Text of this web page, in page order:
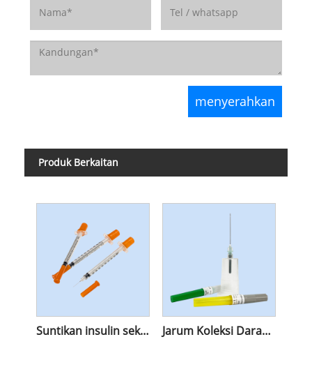
Produk Berkaitan
Suntikan insulin sekali pakai Jarum Koleksi Darah Pen Jenis